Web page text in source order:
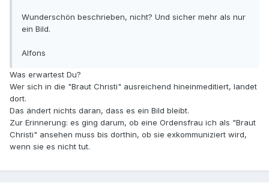
Wunderschön beschrieben, nicht? Und sicher mehr als nur
ein Bild.
Alfons
Was erwartest Du?
Wer sich in die "Braut Christi" ausreichend hineinmeditiert, landet
dort.
Das ändert nichts daran, dass es ein Bild bleibt.
Zur Erinnerung: es ging darum, ob eine Ordensfrau ich als "Braut
Christi" ansehen muss bis dorthin, ob sie exkommuniziert wird,
wenn sie es nicht tut.